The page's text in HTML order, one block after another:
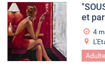
et
4